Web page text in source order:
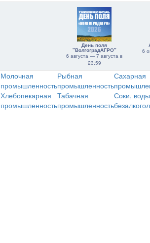
День поля
"ВолгоградАГРО"
6 августа — 7 августа в
23:59
6
Молочная
промышленность
Рыбная
промышленность
Сахарная
Хлебопекарная
промышленность
Табачная
промышленность
Соки,